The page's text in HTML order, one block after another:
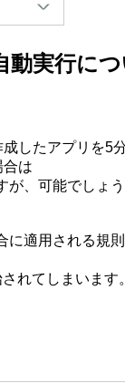
動実行に
したアプリを5
は
が、可能でしょ
に適用される
れてしまいます